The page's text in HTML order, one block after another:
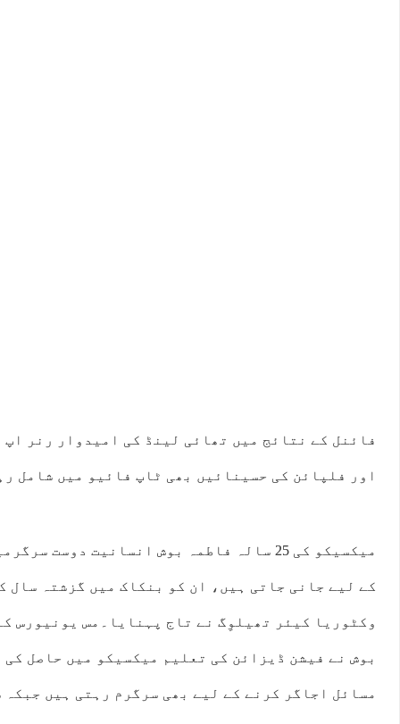
فائنل کے نتائج میں تھائی لینڈ کی امیدوار رنر اپ
اور فلپائن کی حسینائیں بھی ٹاپ فائیو میں شامل
میکسیکو کی 25 سالہ فاطمہ بوش انسانیت
کے لیے جانی جاتی ہیں، ان کو بنکاک میں گزشتہ سال
وکٹوریا کیئر تھیلوِگ نے تاج پہنایا۔مس یونیورس
بوش نے فیشن ڈیزائن کی تعلیم میکسیکو میں حاصل